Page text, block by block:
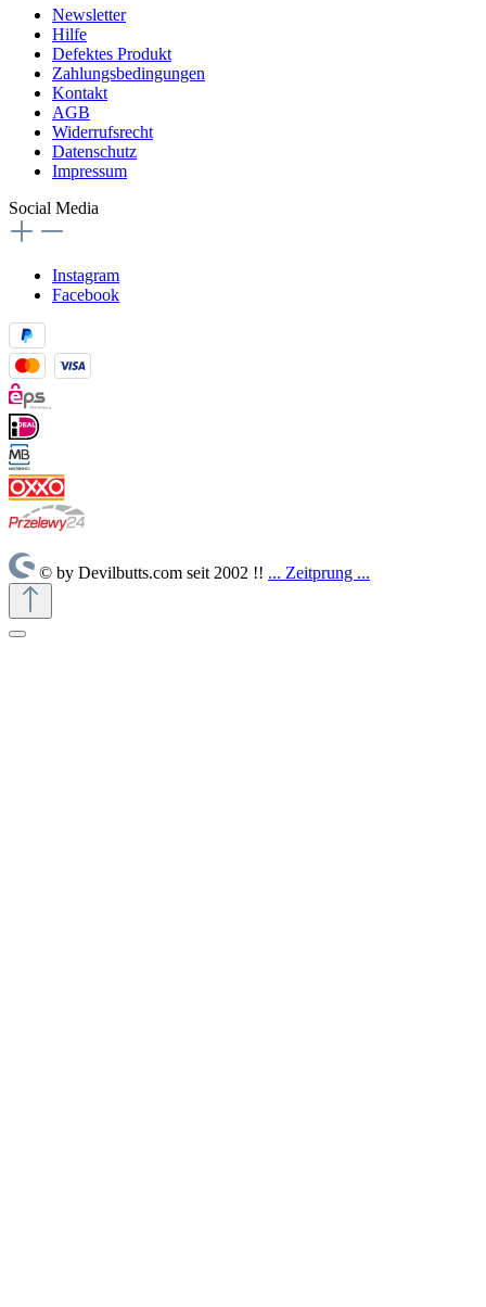
Newsletter
Hilfe
Defektes Produkt
Zahlungsbedingungen
Kontakt
AGB
Widerrufsrecht
Datenschutz
Impressum
Social Media
Instagram
Facebook
© by Devilbutts.com seit 2002 !! ... Zeitprung ...